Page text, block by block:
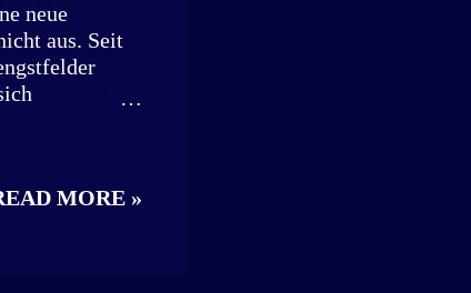
neue
aus. Seit
zwischen 8
Tag. Nach
gewaltsam
MORE »